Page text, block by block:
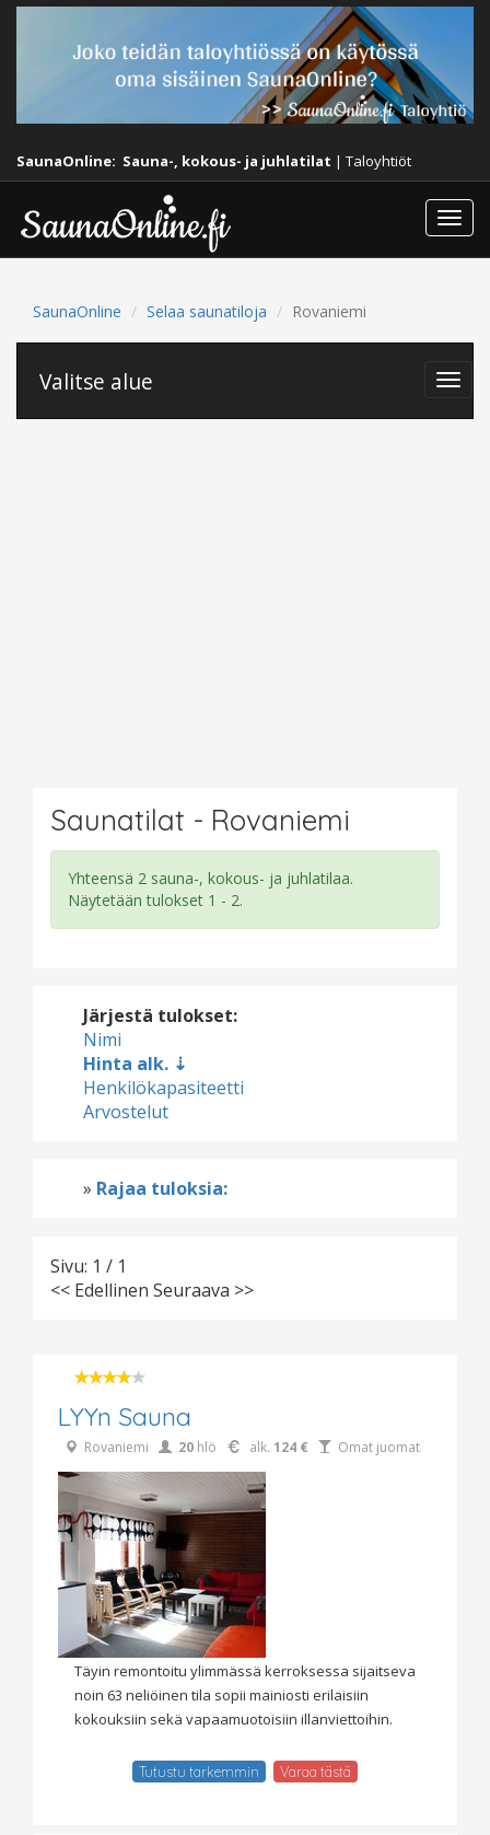
SaunaOnline: Sauna-, kokous- ja juhlatilat | Taloyhtiöt
SaunaOnline Selaa saunatiloja Rovaniemi
Valitse alue
Saunatilat - Rovaniemi
Yhteensä 2 sauna-, kokous- ja juhlatilaa.
Näytetään tulokset 1 - 2.
Järjestä tulokset:
Nimi
Hinta alk.
Henkilökapasiteetti
Arvostelut
» Rajaa tuloksia:
Sivu: 1 / 1
<< Edellinen Seuraava >>
LYYn Sauna
Rovaniemi 20 hlö alk. 124 € Omat juomat
Täyin remontoitu ylimmässä kerroksessa sijaitseva
noin 63 neliöinen tila sopii mainiosti erilaisiin
kokouksiin sekä vapaamuotoisiin illanviettoihin.
Tutustu tarkemmin Varaa tästä